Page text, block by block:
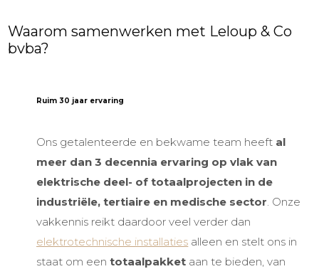
Waarom samenwerken met Leloup & Co
bvba?
Ruim 30 jaar ervaring
Ons getalenteerde en bekwame team heeft al
meer dan 3 decennia ervaring op vlak van
elektrische deel- of totaalprojecten in de
industriële, tertiaire en medische sector. Onze
vakkennis reikt daardoor veel verder dan
elektrotechnische installaties alleen en stelt ons in
staat om eentotaalpakket aan te bieden, van